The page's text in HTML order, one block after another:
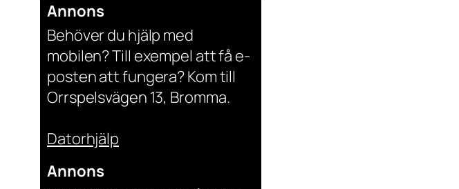
Annons
Behöver du hjälp med
mobilen? Till exempel att få e-
posten att fungera? Kom till
Orrspelsvägen 13, Bromma.
Datorhjälp
Annons